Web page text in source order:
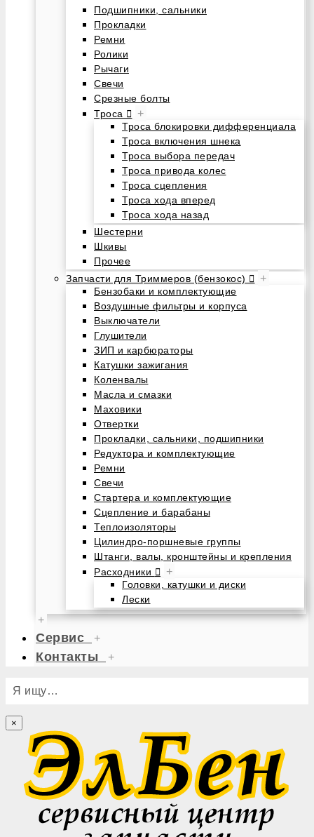
Подшипники, сальники
Прокладки
Ремни
Ролики
Рычаги
Свечи
Срезные болты
Троса
+
Троса блокировки дифференциала
Троса включения шнека
Троса выбора передач
Троса привода колес
Троса сцепления
Троса хода вперед
Троса хода назад
Шестерни
Шкивы
Прочее
Запчасти для Триммеров (бензокос)
+
Бензобаки и комплектующие
Воздушные фильтры и корпуса
Выключатели
Глушители
ЗИП и карбюраторы
Катушки зажигания
Коленвалы
Масла и смазки
Маховики
Отвертки
Прокладки, сальники, подшипники
Редуктора и комплектующие
Ремни
Свечи
Стартера и комплектующие
Сцепление и барабаны
Теплоизоляторы
Цилиндро-поршневые группы
Штанги, валы, кронштейны и крепления
Расходники
+
Головки, катушки и диски
Лески
+
Сервис +
Контакты +
Я ищу…
×